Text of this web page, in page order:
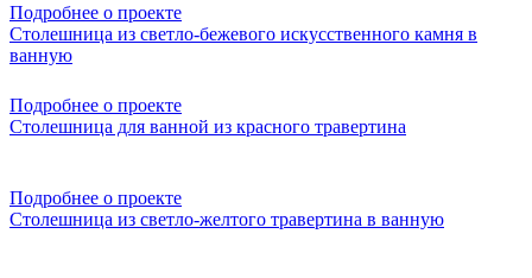
Подробнее о проекте
Столешница из светло-бежевого искусственного камня в
ванную
Подробнее о проекте
Столешница для ванной из красного травертина
Подробнее о проекте
Столешница из светло-желтого травертина в ванную